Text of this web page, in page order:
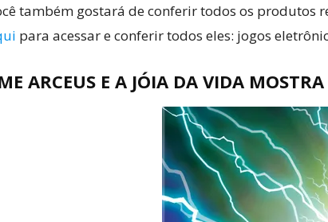
também gostará de conferir todos os produtos
para acessar e conferir todos eles: jogos
ARCEUS E A JÓIA DA VIDA